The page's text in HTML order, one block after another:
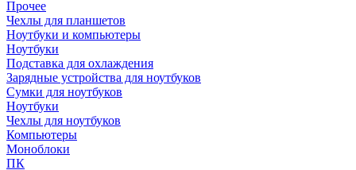
Прочее
Чехлы для планшетов
Ноутбуки и компьютеры
Ноутбуки
Подставка для охлаждения
Зарядные устройства для ноутбуков
Сумки для ноутбуков
Ноутбуки
Чехлы для ноутбуков
Компьютеры
Моноблоки
ПК